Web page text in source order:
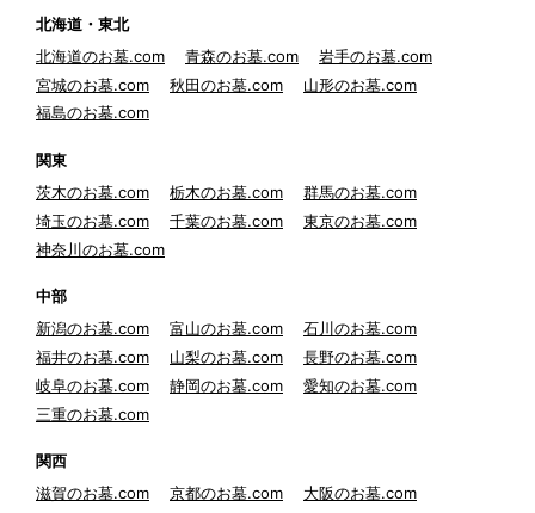
北海道・東北
北海道のお墓.com
青森のお墓.com
岩手のお墓.com
宮城のお墓.com
秋田のお墓.com
山形のお墓.com
福島のお墓.com
関東
茨木のお墓.com
栃木のお墓.com
群馬のお墓.com
埼玉のお墓.com
千葉のお墓.com
東京のお墓.com
神奈川のお墓.com
中部
新潟のお墓.com
富山のお墓.com
石川のお墓.com
福井のお墓.com
山梨のお墓.com
長野のお墓.com
岐阜のお墓.com
静岡のお墓.com
愛知のお墓.com
三重のお墓.com
関西
滋賀のお墓.com
京都のお墓.com
大阪のお墓.com